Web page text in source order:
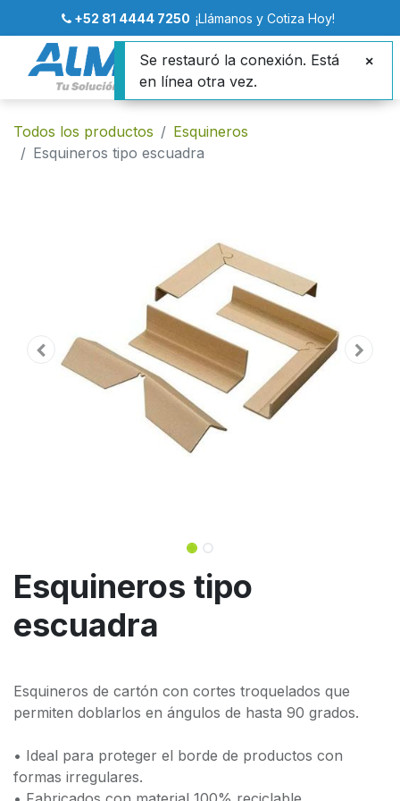
+52 81 4444 7250 ¡Llámanos y Cotiza Hoy!
Todos los productos
Esquineros
Esquineros tipo escuadra
Esquineros tipo
escuadra
Esquineros de cartón con cortes troquelados que
permiten doblarlos en ángulos de hasta 90 grados.
• Ideal para proteger el borde de productos con
formas irregulares.
Se restauró la conexión. Está
en línea otra vez.